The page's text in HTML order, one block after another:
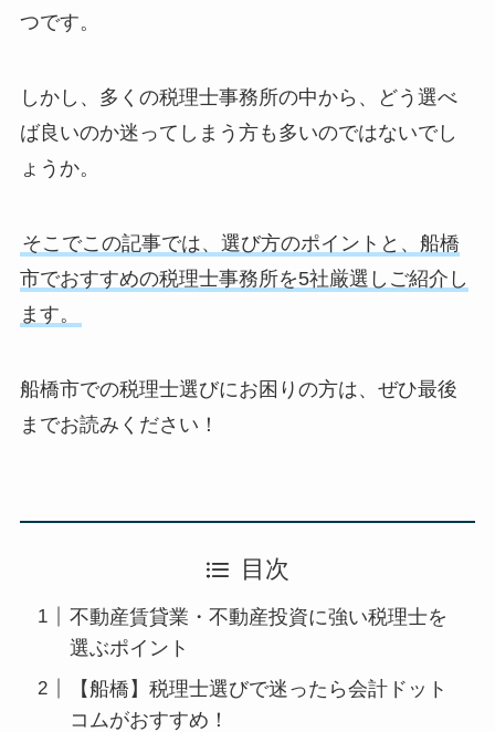
つです。
しかし、多くの税理士事務所の中から、どう選べ
ば良いのか迷ってしまう方も多いのではないでし
ょうか。
そこでこの記事では、選び方のポイントと、船橋
市でおすすめの税理士事務所を5社厳選しご紹介し
ます。
船橋市での税理士選びにお困りの方は、ぜひ最後
までお読みください！
目次
不動産賃貸業・不動産投資に強い税理士を
選ぶポイント
【船橋】税理士選びで迷ったら会計ドット
コムがおすすめ！